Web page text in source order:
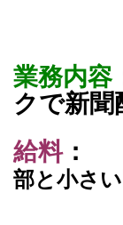
60
業務内容
クで新聞
給料：
部と小さ